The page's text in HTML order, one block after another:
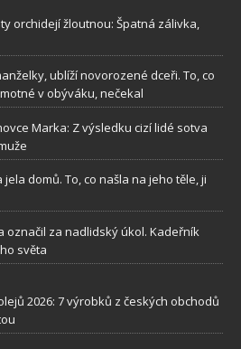
orchidejí žloutnou: Špatná zálivka,
ublíží novorozené dceři. To, co
v obýváku, nečekal
Marka: Z výsledku cizí lidé sotva
domů. To, co našla na jeho těle, ji
označil za nadlidský úkol. Kadeřník
světa
2026: 7 výrobků z českých obchodů